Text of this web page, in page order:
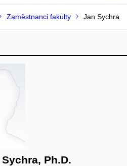
Zaměstnanci fakulty Jan Sychra
Ph.D.